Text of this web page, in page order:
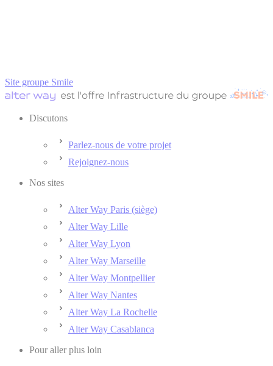
Site groupe Smile
Discutons
Parlez-nous de votre projet
Rejoignez-nous
Nos sites
Alter Way Paris (siège)
Alter Way Lille
Alter Way Lyon
Alter Way Marseille
Alter Way Montpellier
Alter Way Nantes
Alter Way La Rochelle
Alter Way Casablanca
Pour aller plus loin